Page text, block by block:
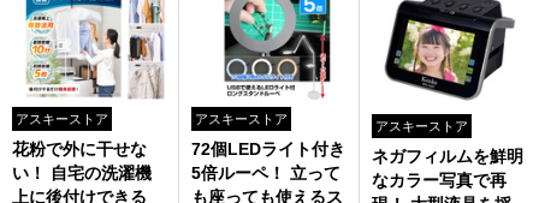
アスキーストア
花粉で外に干せな
い！ 自宅の洗濯機
上に後付けできる
アスキーストア
72個LEDライト付き
5倍ルーペ！ 立って
も座っても使えるス
アスキーストア
ネガフィルムを鮮明
なカラー写真で再